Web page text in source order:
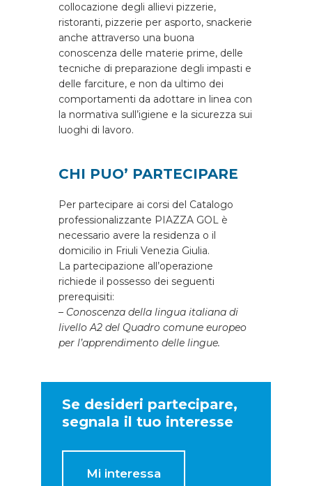
collocazione degli allievi pizzerie,
ristoranti, pizzerie per asporto, snackerie
anche attraverso una buona
conoscenza delle materie prime, delle
tecniche di preparazione degli impasti e
delle farciture, e non da ultimo dei
comportamenti da adottare in linea con
la normativa sull’igiene e la sicurezza sui
luoghi di lavoro.
CHI PUO’ PARTECIPARE
Per partecipare ai corsi del Catalogo
professionalizzante PIAZZA GOL è
necessario avere la residenza o il
domicilio in Friuli Venezia Giulia.
La partecipazione all’operazione
richiede il possesso dei seguenti
prerequisiti:
– Conoscenza della lingua italiana di
livello A2 del Quadro comune europeo
per l’apprendimento delle lingue.
Se desideri partecipare,
segnala il tuo interesse
Mi interessa